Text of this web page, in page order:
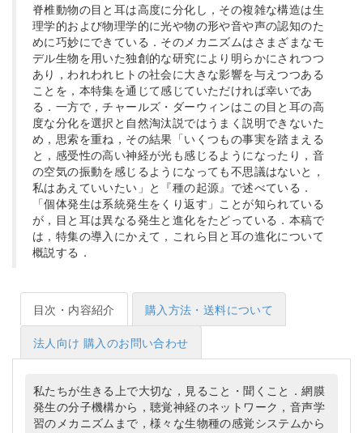
脊椎動物の目と耳は高度に分化し，その複雑な構造は生
理学的および物理学的に光や物の形や音や声の認知のた
めに巧妙にできている．そのメカニズムはさまざまなモ
デル生物を用いた独創的な研究により明らかにされつつ
あり，われわれヒトの社会に大きな影響を与えつつある
ことを，本特集を通じて感じていただければ幸いであ
る．一方で，チャールズ・ダーウィンはこの目と耳の高
度な分化を選択と自然淘汰説ではうまく説明できないた
め，思索を重ね，その結果「いくつもの事実を踏まえる
と，感受性の高い神経が光も感じるようになったり，音
の空気の振動を感じるようになっても不思議はないと，
私はあえていいたい」と『種の起源』で述べている．
「個体発生は系統発生をくり返す」ことが知られている
が，目と耳は異なる発生と進化をたどっている．本稿で
は，特集の導入にかえて，これら目と耳の進化について
概説する．
目次・内容紹介 購入方法・送料について
法人向け 購入のお問い合わせ
私たちが生きる上で大切な，見ること・聞くこと．網膜
発生の分子機構から，聴覚神経のネットワーク，音声学
習のメカニズムまで，様々な生物種の感覚システムから